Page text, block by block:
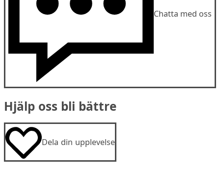
Chatta med oss
Hjälp oss bli bättre
Dela din upplevelse